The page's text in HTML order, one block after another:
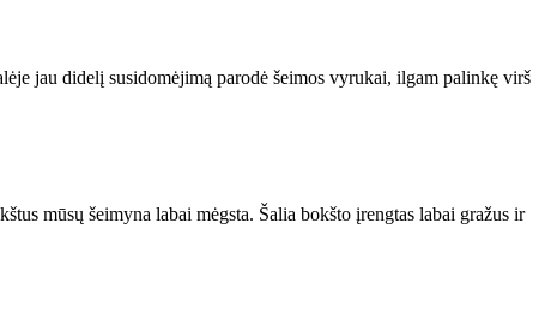
jau didelį susidomėjimą parodė šeimos vyrukai, ilgam palinkę virš
mūsų šeimyna labai mėgsta. Šalia bokšto įrengtas labai gražus ir